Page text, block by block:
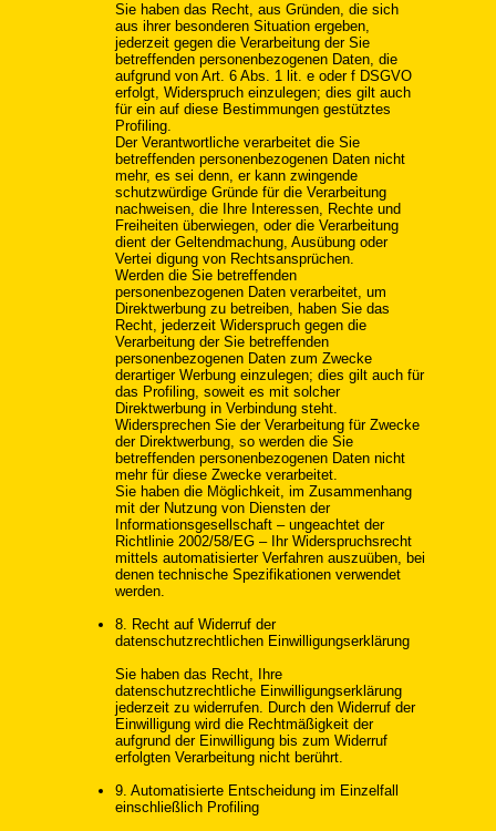
Sie haben das Recht, aus Gründen, die sich
aus ihrer besonderen Situation ergeben,
jederzeit gegen die Verarbeitung der Sie
betreffenden personenbezogenen Daten, die
aufgrund von Art. 6 Abs. 1 lit. e oder f DSGVO
erfolgt, Widerspruch einzulegen; dies gilt auch
für ein auf diese Bestimmungen gestütztes
Profiling.
Der Verantwortliche verarbeitet die Sie
betreffenden personenbezogenen Daten nicht
mehr, es sei denn, er kann zwingende
schutzwürdige Gründe für die Verarbeitung
nachweisen, die Ihre Interessen, Rechte und
Freiheiten überwiegen, oder die Verarbeitung
dient der Geltendmachung, Ausübung oder
Vertei digung von Rechtsansprüchen.
Werden die Sie betreffenden
personenbezogenen Daten verarbeitet, um
Direktwerbung zu betreiben, haben Sie das
Recht, jederzeit Widerspruch gegen die
Verarbeitung der Sie betreffenden
personenbezogenen Daten zum Zwecke
derartiger Werbung einzulegen; dies gilt auch für
das Profiling, soweit es mit solcher
Direktwerbung in Verbindung steht.
Widersprechen Sie der Verarbeitung für Zwecke
der Direktwerbung, so werden die Sie
betreffenden personenbezogenen Daten nicht
mehr für diese Zwecke verarbeitet.
Sie haben die Möglichkeit, im Zusammenhang
mit der Nutzung von Diensten der
Informationsgesellschaft – ungeachtet der
Richtlinie 2002/58/EG – Ihr Widerspruchsrecht
mittels automatisierter Verfahren auszuüben, bei
denen technische Spezifikationen verwendet
werden.
8. Recht auf Widerruf der
datenschutzrechtlichen Einwilligungserklärung
Sie haben das Recht, Ihre
datenschutzrechtliche Einwilligungserklärung
jederzeit zu widerrufen. Durch den Widerruf der
Einwilligung wird die Rechtmäßigkeit der
aufgrund der Einwilligung bis zum Widerruf
erfolgten Verarbeitung nicht berührt.
9. Automatisierte Entscheidung im Einzelfall
einschließlich Profiling